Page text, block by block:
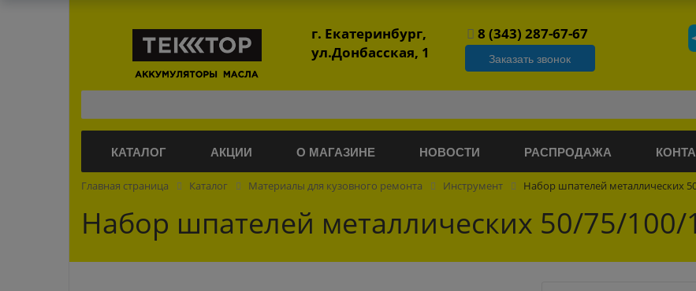
г. Екатеринбург,
ул.Донбасская, 1
8 (343) 287-67-67
Заказать звонок
КАТАЛОГ АКЦИИ О МАГАЗИНЕ НОВОСТИ РАСПРОДАЖА
Главная страница Каталог Материалы для кузовного ремонта Инструмент Набор шпателей металлических
Набор шпателей металлических 50/75/100/